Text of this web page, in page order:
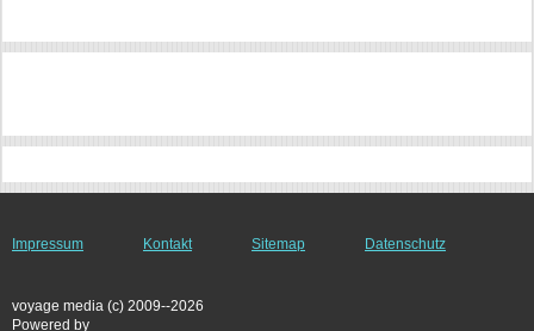
Impressum Kontakt Sitemap Datenschutz
voyage media (c) 2009--2026
Powered by